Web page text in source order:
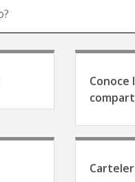
Conoce